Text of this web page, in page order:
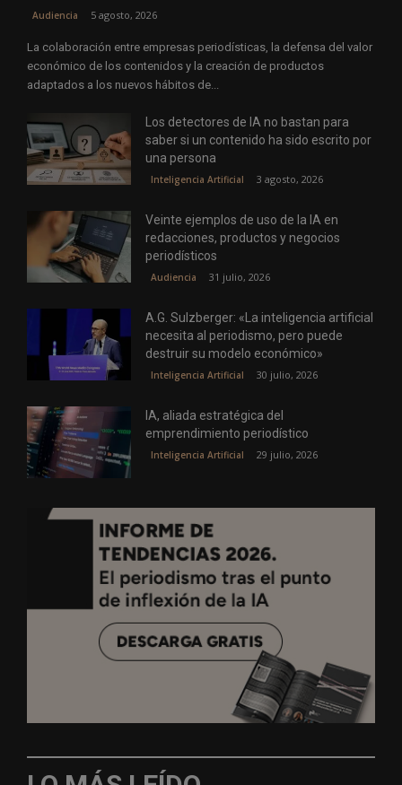
Audiencia 5 agosto, 2026
La colaboración entre empresas periodísticas, la defensa del valor
económico de los contenidos y la creación de productos
adaptados a los nuevos hábitos de...
Los detectores de IA no bastan para
saber si un contenido ha sido escrito por
una persona
Inteligencia Artificial 3 agosto, 2026
Veinte ejemplos de uso de la IA en
redacciones, productos y negocios
periodísticos
Audiencia 31 julio, 2026
A.G. Sulzberger: «La inteligencia artificial
necesita al periodismo, pero puede
destruir su modelo económico»
Inteligencia Artificial 30 julio, 2026
IA, aliada estratégica del
emprendimiento periodístico
Inteligencia Artificial 29 julio, 2026